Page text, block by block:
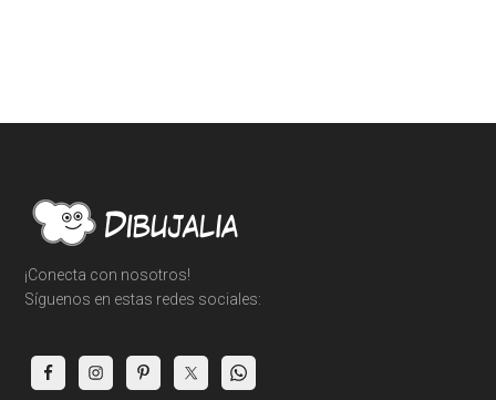
Footer
¡Conecta con nosotros!
Síguenos en estas redes sociales: